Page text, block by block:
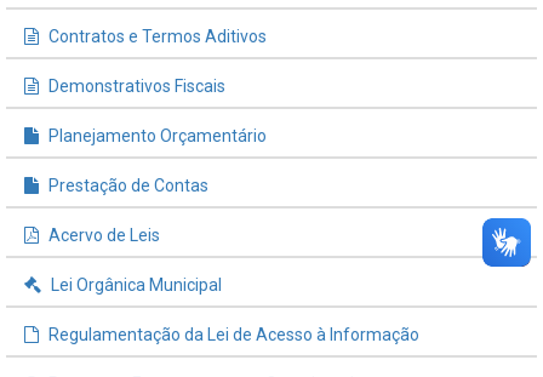
Contratos e Termos Aditivos
Demonstrativos Fiscais
Planejamento Orçamentário
Prestação de Contas
Acervo de Leis
Lei Orgânica Municipal
Regulamentação da Lei de Acesso à Informação